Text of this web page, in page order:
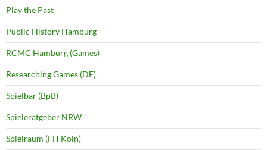
Play the Past
Public History Hamburg
RCMC Hamburg (Games)
Researching Games (DE)
Spielbar (BpB)
Spieleratgeber NRW
Spielraum (FH Köln)